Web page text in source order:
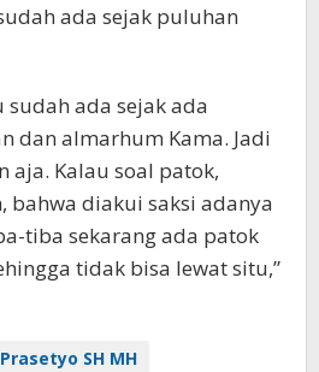
ada sejak puluhan
sudah ada sejak ada
dan almarhum Kama. Jadi
aja. Kalau soal patok,
bahwa diakui saksi adanya
tiba sekarang ada patok
tidak bisa lewat situ,”
SH MH